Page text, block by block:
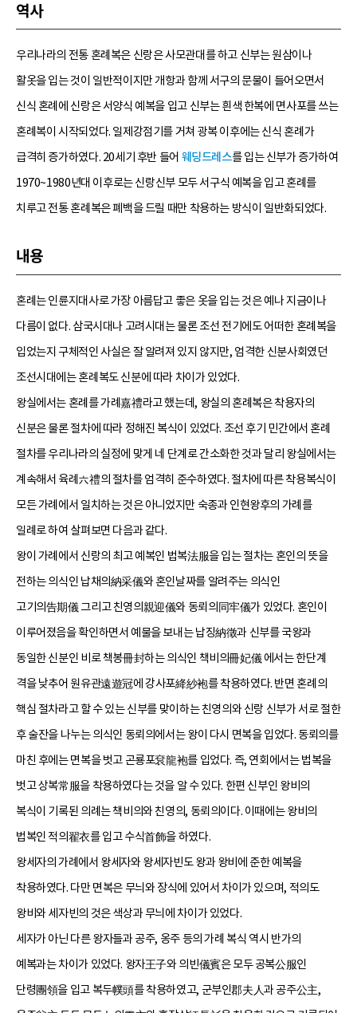
역사
우리나라의 전통 혼례복은 신랑은 사모관대를 하고 신부는 원삼이나
활옷을 입는 것이 일반적이지만 개항과 함께 서구의 문물이 들어오면서
신식 혼례에 신랑은 서양식 예복을 입고 신부는 흰색 한복에 면사포를 쓰는
혼례복이 시작되었다. 일제강점기를 거쳐 광복 이후에는 신식 혼례가
급격히 증가하였다. 20세기 후반 들어 웨딩드레스를 입는 신부가 증가하여
1970~1980년대 이후로는 신랑신부 모두 서구식 예복을 입고 혼례를
치루고 전통 혼례복은 폐백을 드릴 때만 착용하는 방식이 일반화되었다.
내용
혼례는 인륜지대사로 가장 아름답고 좋은 옷을 입는 것은 예나 지금이나
다름이 없다. 삼국시대나 고려시대는 물론 조선 전기에도 어떠한 혼례복을
입었는지 구체적인 사실은 잘 알려져 있지 않지만, 엄격한 신분사회였던
조선시대에는 혼례복도 신분에 따라 차이가 있었다.
왕실에서는 혼례를 가례嘉禮라고 했는데, 왕실의 혼례복은 착용자의
신분은 물론 절차에 따라 정해진 복식이 있었다. 조선 후기 민간에서 혼례
절차를 우리나라의 실정에 맞게 네 단계로 간소화한 것과 달리 왕실에서는
계속해서 육례六禮의 절차를 엄격히 준수하였다. 절차에 따른 착용복식이
모든 가례에서 일치하는 것은 아니었지만 숙종과 인현왕후의 가례를
일례로 하여 살펴보면 다음과 같다.
왕이 가례에서 신랑의 최고 예복인 법복法服을 입는 절차는 혼인의 뜻을
전하는 의식인 납채의納采儀와 혼인날짜를 알려주는 의식인
고기의告期儀 그리고 친영의親迎儀와 동뢰의同牢儀가 있었다. 혼인이
이루어졌음을 확인하면서 예물을 보내는 납징納徵과 신부를 국왕과
동일한 신분인 비로 책봉冊封하는 의식인 책비의冊妃儀 에서는 한단계
격을 낮추어 원유관遠遊冠에 강사포絳紗袍를 착용하였다. 반면 혼례의
핵심 절차라고 할 수 있는 신부를 맞이하는 친영의와 신랑 신부가 서로 절한
후 술잔을 나누는 의식인 동뢰의에서는 왕이 다시 면복을 입었다. 동뢰의를
마친 후에는 면복을 벗고 곤룡포袞龍袍를 입었다. 즉, 연회에서는 법복을
벗고 상복常服을 착용하였다는 것을 알 수 있다. 한편 신부인 왕비의
복식이 기록된 의례는 책비의와 친영의, 동뢰의이다. 이때에는 왕비의
법복인 적의翟衣를 입고 수식首飾을 하였다.
왕세자의 가례에서 왕세자와 왕세자빈도 왕과 왕비에 준한 예복을
착용하였다. 다만 면복은 무늬와 장식에 있어서 차이가 있으며, 적의도
왕비와 세자빈의 것은 색상과 무늬에 차이가 있었다.
세자가 아닌 다른 왕자들과 공주, 옹주 등의 가례 복식 역시 반가의
예복과는 차이가 있었다. 왕자王子와 의빈儀賓은 모두 공복公服인
단령團領을 입고 복두幞頭를 착용하였고, 군부인郡夫人과 공주公主,